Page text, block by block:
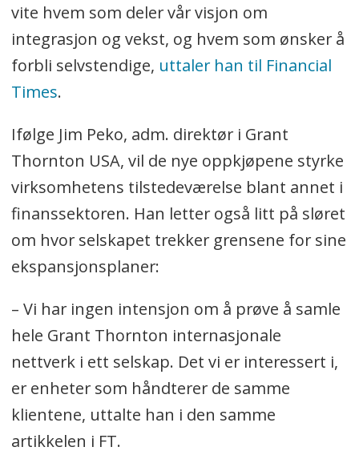
vite hvem som deler vår visjon om
integrasjon og vekst, og hvem som ønsker å
forbli selvstendige, uttaler han til Financial
Times.
Ifølge Jim Peko, adm. direktør i Grant
Thornton USA, vil de nye oppkjøpene styrke
virksomhetens tilstedeværelse blant annet i
finanssektoren. Han letter også litt på sløret
om hvor selskapet trekker grensene for sine
ekspansjonsplaner:
– Vi har ingen intensjon om å prøve å samle
hele Grant Thornton internasjonale
nettverk i ett selskap. Det vi er interessert i,
er enheter som håndterer de samme
klientene, uttalte han i den samme
artikkelen i FT.